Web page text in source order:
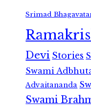
Srimad
Devi Stories
Swami
Advaitananda
Swami